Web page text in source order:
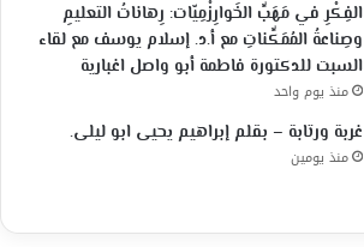
الفِكْرِ في مَهَبِّ الخَوارِزْمِيّات: رِهاناتُ التعليمِ
وصِناعةُ المُمَكِّناتِ مع أ.د. إسلام يوسف مع لقاء
السبت للدكتورة فاطمة أبو واصل اغبارية
منذ يوم واحد
غربة ورتابة – بقلم إبراهيم يحيى ابو ليلى.
منذ يومين